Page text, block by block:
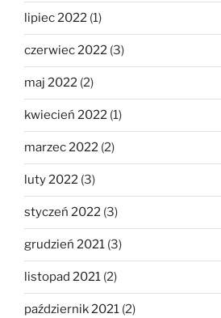
lipiec 2022 (1)
czerwiec 2022 (3)
maj 2022 (2)
kwiecień 2022 (1)
marzec 2022 (2)
luty 2022 (3)
styczeń 2022 (3)
grudzień 2021 (3)
listopad 2021 (2)
październik 2021 (2)